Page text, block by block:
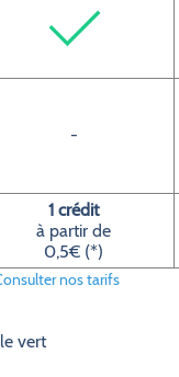
-
1 crédit
à partir de
0,5€ (*)
nos tarifs
vert